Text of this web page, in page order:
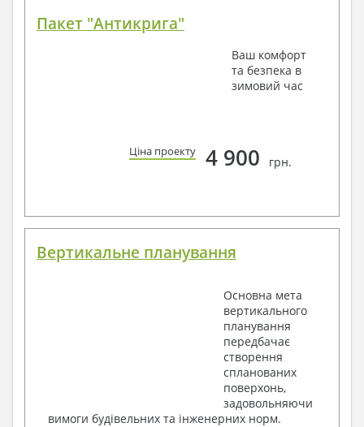
Пакет "Антикрига"
Ваш комфорт
та безпека в
зимовий час
Ціна проекту 4 900 грн.
Вертикальне планування
Основна мета
вертикального
планування
передбачає
створення
спланованих
поверхонь,
задовольняючи
вимоги будівельних та інженерних норм.